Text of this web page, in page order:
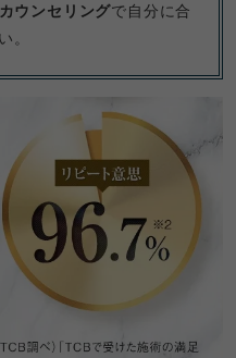
カウンセリングで自分に合
。